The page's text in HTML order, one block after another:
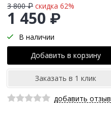
1 450 ₽
3 800 ₽ скидка 62%
В наличии
добавить отзыв